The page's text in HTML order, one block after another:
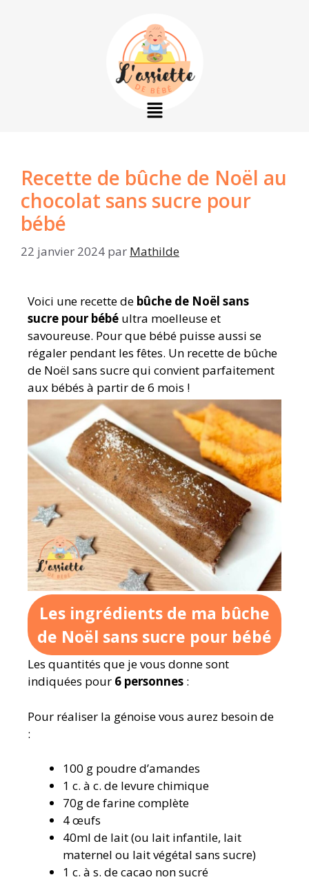
Recette de bûche de Noël au
chocolat sans sucre pour
bébé​
22 janvier 2024 par Mathilde
Voici une recette de bûche de Noël sans
sucre pour bébé ultra moelleuse et
savoureuse. Pour que bébé puisse aussi se
régaler pendant les fêtes. Un recette de bûche
de Noël sans sucre qui convient parfaitement
aux bébés à partir de 6 mois !
Les ingrédients de ma bûche
de Noël sans sucre pour bébé
Les quantités que je vous donne sont
indiquées pour 6 personnes :
Pour réaliser la génoise vous aurez besoin de
:
100 g poudre d’amandes
1 c. à c. de levure chimique
70g de farine complète
4 œufs
40ml de lait (ou lait infantile, lait
maternel ou lait végétal sans sucre)
1 c. à s. de cacao non sucré